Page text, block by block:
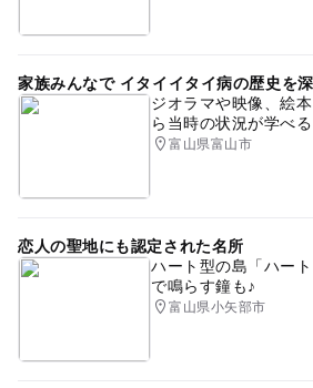
家族みんなで イタイイタイ病の歴史を
ジオラマや映像、絵
ら当時の状況が学べる
富山県富山市
恋人の聖地にも認定された名所
ハート型の島「ハー
で鳴らす鐘も♪
富山県小矢部市